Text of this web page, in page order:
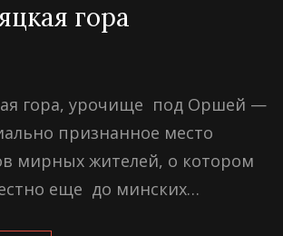
гора
гора, урочище под Оршей —
признанное место
мирных жителей, о котором
еще до минских…